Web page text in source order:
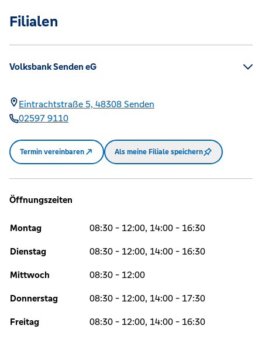
Filialen
Volksbank Senden eG
Eintrachtstraße 5, 48308 Senden
02597 9110
Termin vereinbaren Als meine Filiale speichern
Öffnungszeiten
Montag 08:30 - 12:00, 14:00 - 16:30
Dienstag 08:30 - 12:00, 14:00 - 16:30
Mittwoch 08:30 - 12:00
Donnerstag 08:30 - 12:00, 14:00 - 17:30
Freitag 08:30 - 12:00, 14:00 - 16:30